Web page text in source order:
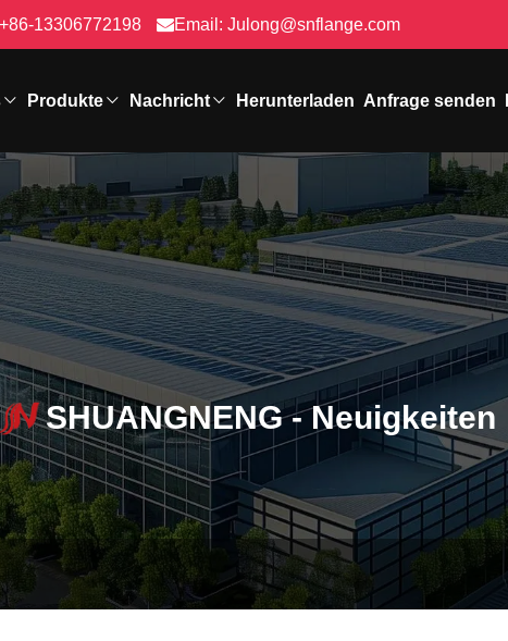
+86-13306772198 Email: Julong@snflange.com
Produkte Nachricht Herunterladen Anfrage senden
SHUANGNENG - Neuigkeiten